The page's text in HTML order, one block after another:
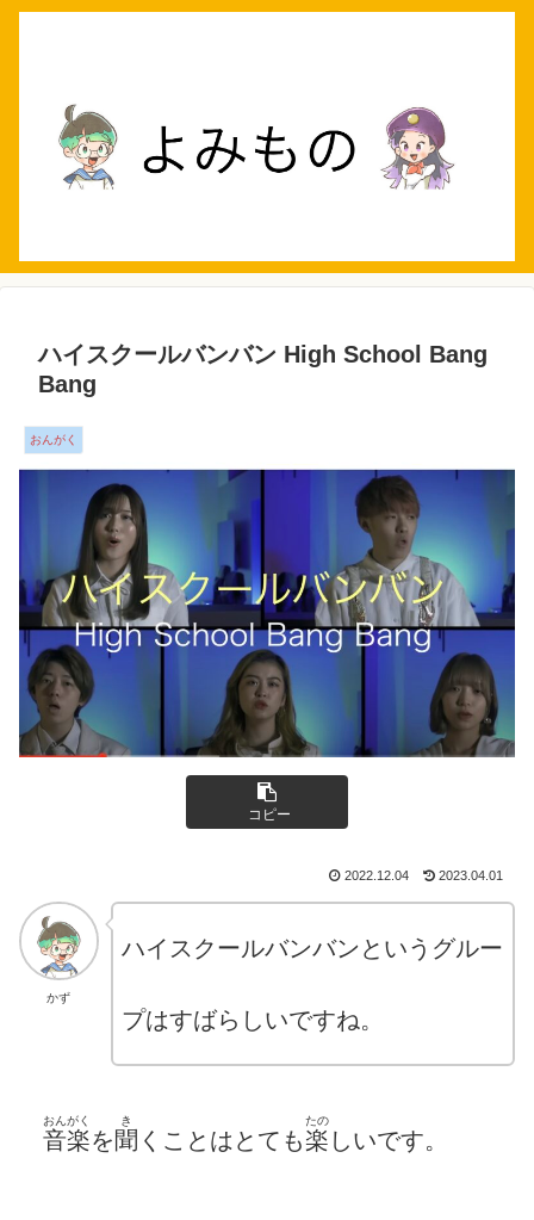
ハイスクールバンバン High School Bang
Bang
おんがく
コピー
2022.12.04 2023.04.01
かず
ハイスクールバンバンというグルー
プはすばらしいですね。
音楽
おんがく
を聞
き
くことはとても楽
たの
しいです。